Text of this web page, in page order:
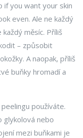
if you want your skin
even. Ale ne každý
měsíc. Příliš
– způsobit
A naopak, příliš
buňky hromadí a
používáte.
glykolová nebo
mezi buňkami je